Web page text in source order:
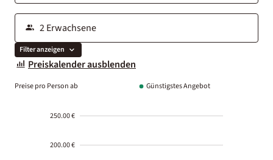
Filter anzeigen
Preiskalender ausblenden
Preise pro Person ab Günstigstes Angebot
250.00 €
200.00 €